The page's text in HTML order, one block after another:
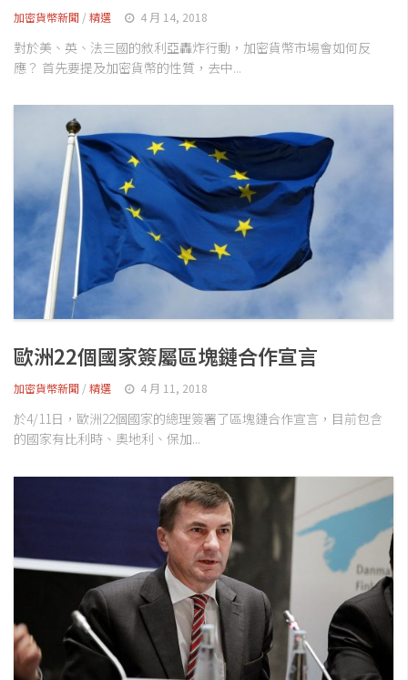
加密貨幣新聞 /精選 4 月 14, 2018
對於美、英、法三國的敘利亞轟炸行動，加密貨幣市場會如何反
應？ 首先要提及加密貨幣的性質，去中...
歐洲22個國家簽屬區塊鏈合作宣言
加密貨幣新聞 /精選 4 月 11, 2018
於4/11日，歐洲22個國家的總理簽署了區塊鏈合作宣言，目前包含
的國家有比利時、奧地利、保加...